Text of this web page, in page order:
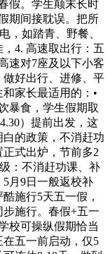
假。学生颠末长时
期间接耽误。把所
，如踏青、野餐、
4. 高速取出行：五
速对7座及以下小客
好出行、进修、平
家长最适用的：•
暴食，学生假期取
）提前出发，这
的政策，不消赶功
式出炉，节前多2
：不消赶功课、补
月9日一般返校补
施行5天五一假，
施行。春假+五一
校可操纵假期恰当
五一前启动，仅5